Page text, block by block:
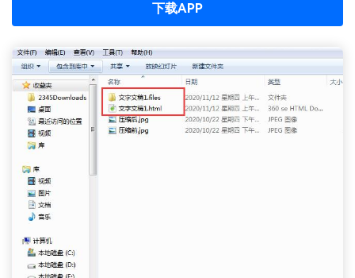
PDF页面调整
PDF文件创建
PDF注释
PDF OCR
03.编辑PDF
查看更多 >
下载APP